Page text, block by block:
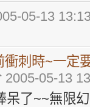
05-13
衝刺時~一定
2005-05-13
呆了~~無限